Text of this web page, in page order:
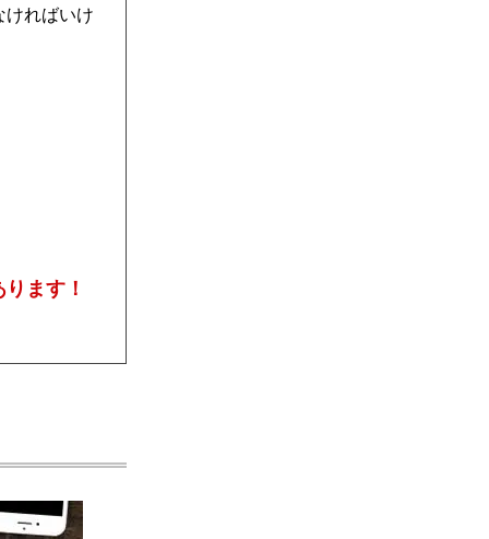
ればいけ
ます！